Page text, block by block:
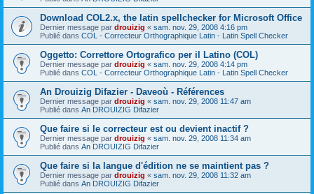
Download COL2.x, the latin spellchecker for Microsoft Office
Dernier message par drouizig « sam. nov. 29, 2008 4:16 pm
Publié dans COL - Correcteur Orthographique Latin - Latin Spell Checker
Oggetto: Correttore Ortografico per il Latino (COL)
Dernier message par drouizig « sam. nov. 29, 2008 4:14 pm
Publié dans COL - Correcteur Orthographique Latin - Latin Spell Checker
An Drouizig Difazier - Daveoù - Références
Dernier message par drouizig « sam. nov. 29, 2008 11:47 am
Publié dans An DROUIZIG Difazier
Que faire si le correcteur est ou devient inactif ?
Dernier message par drouizig « sam. nov. 29, 2008 11:34 am
Publié dans An DROUIZIG Difazier
Que faire si la langue d'édition ne se maintient pas ?
Dernier message par drouizig « sam. nov. 29, 2008 11:32 am
Publié dans An DROUIZIG Difazier